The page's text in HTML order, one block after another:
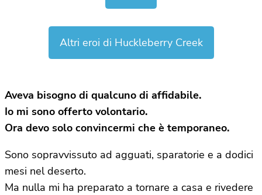
Altri eroi di Huckleberry Creek
Aveva bisogno di qualcuno di affidabile.
Io mi sono offerto volontario.
Ora devo solo convincermi che è temporaneo.
Sono sopravvissuto ad agguati, sparatorie e a dodici
mesi nel deserto.
Ma nulla mi ha preparato a tornare a casa e rivedere